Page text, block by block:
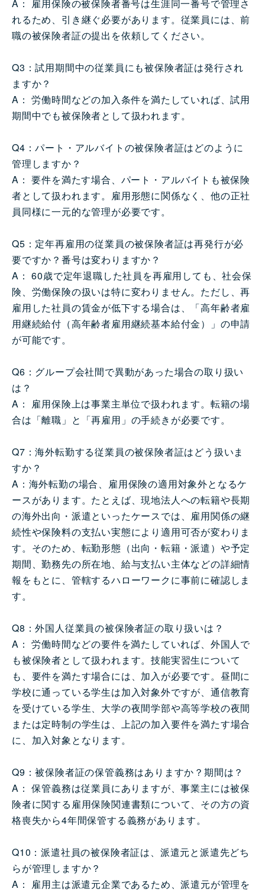
A： 雇用保険の被保険者番号は生涯同一番号で管理さ
れるため、引き継ぐ必要があります。従業員には、前
職の被保険者証の提出を依頼してください。
Q3：試用期間中の従業員にも被保険者証は発行され
ますか？
A： 労働時間などの加入条件を満たしていれば、試用
期間中でも被保険者として扱われます。
Q4：パート・アルバイトの被保険者証はどのように
管理しますか？
A： 要件を満たす場合、パート・アルバイトも被保険
者として扱われます。雇用形態に関係なく、他の正社
員同様に一元的な管理が必要です。
Q5：定年再雇用の従業員の被保険者証は再発行が必
要ですか？番号は変わりますか？
A： 60歳で定年退職した社員を再雇用しても、社会保
険、労働保険の扱いは特に変わりません。ただし、再
雇用した社員の賃金が低下する場合は、「高年齢者雇
用継続給付（高年齢者雇用継続基本給付金）」の申請
が可能です。
Q6：グループ会社間で異動があった場合の取り扱い
は？
A： 雇用保険上は事業主単位で扱われます。転籍の場
合は「離職」と「再雇用」の手続きが必要です。
Q7：海外転勤する従業員の被保険者証はどう扱いま
すか？
A：海外転勤の場合、雇用保険の適用対象外となるケ
ースがあります。たとえば、現地法人への転籍や長期
の海外出向・派遣といったケースでは、雇用関係の継
続性や保険料の支払い実態により適用可否が変わりま
す。そのため、転勤形態（出向・転籍・派遣）や予定
期間、勤務先の所在地、給与支払い主体などの詳細情
報をもとに、管轄するハローワークに事前に確認しま
す。
Q8：外国人従業員の被保険者証の取り扱いは？
A： 労働時間などの要件を満たしていれば、外国人で
も被保険者として扱われます。技能実習生について
も、要件を満たす場合には、加入が必要です。昼間に
学校に通っている学生は加入対象外ですが、通信教育
を受けている学生、大学の夜間学部や高等学校の夜間
または定時制の学生は、上記の加入要件を満たす場合
に、加入対象となります。
Q9：被保険者証の保管義務はありますか？期間は？
A： 保管義務は従業員にありますが、事業主には被保
険者に関する雇用保険関連書類について、その方の資
格喪失から4年間保管する義務があります。
Q10：派遣社員の被保険者証は、派遣元と派遣先どち
らが管理しますか？
A： 雇用主は派遣元企業であるため、派遣元が管理を